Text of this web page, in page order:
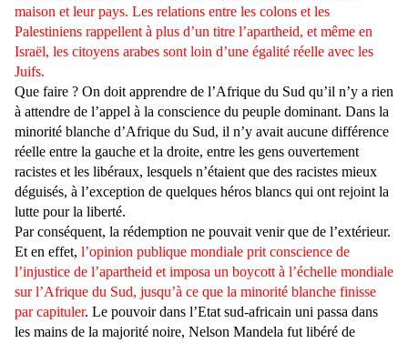
maison et leur pays. Les relations entre les colons et les
Palestiniens rappellent à plus d’un titre l’apartheid, et même en
Israël, les citoyens arabes sont loin d’une égalité réelle avec les
Juifs.
Que faire ? On doit apprendre de l’Afrique du Sud qu’il n’y a rien
à attendre de l’appel à la conscience du peuple dominant. Dans la
minorité blanche d’Afrique du Sud, il n’y avait aucune différence
réelle entre la gauche et la droite, entre les gens ouvertement
racistes et les libéraux, lesquels n’étaient que des racistes mieux
déguisés, à l’exception de quelques héros blancs qui ont rejoint la
lutte pour la liberté.
Par conséquent, la rédemption ne pouvait venir que de l’extérieur.
Et en effet, l’opinion publique mondiale prit conscience de
l’injustice de l’apartheid et imposa un boycott à l’échelle mondiale
sur l’Afrique du Sud, jusqu’à ce que la minorité blanche finisse
par capituler. Le pouvoir dans l’Etat sud-africain uni passa dans
les mains de la majorité noire, Nelson Mandela fut libéré de